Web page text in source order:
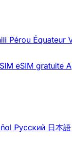
Pérou Équateur
eSIM gratuite
Русский 日本語